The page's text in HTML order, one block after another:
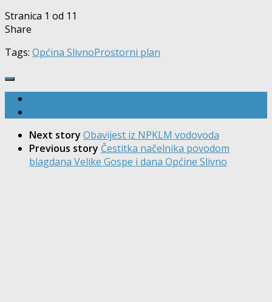
Stranica 1 od 1 1
Share
Tags: Općina SlivnoProstorni plan
Next story Obavijest iz NPKLM vodovoda
Previous story Čestitka načelnika povodom
blagdana Velike Gospe i dana Općine Slivno